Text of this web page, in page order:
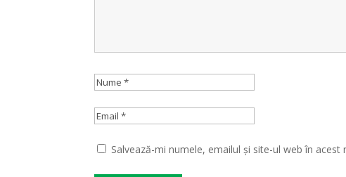
Salvează-mi numele, emailul și site-ul web în